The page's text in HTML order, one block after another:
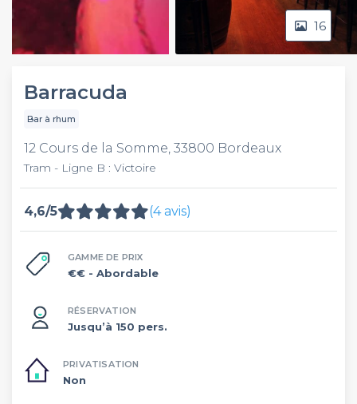
Video
16
Barracuda
Bar à rhum
12 Cours de la Somme, 33800 Bordeaux
Tram - Ligne B : Victoire
4,6/5 (4 avis)
GAMME DE PRIX
€€ - Abordable
RÉSERVATION
Jusqu’à 150 pers.
PRIVATISATION
Non